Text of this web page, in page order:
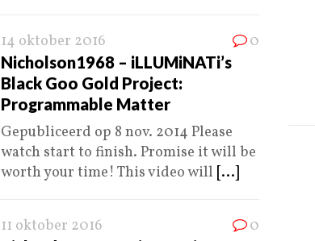
14 oktober 2016 0
Nicholson1968 – iLLUMiNATi’s
Black Goo Gold Project:
Programmable Matter
Gepubliceerd op 8 nov. 2014 Please
watch start to finish. Promise it will be
worth your time! This video will [...]
11 oktober 2016 0